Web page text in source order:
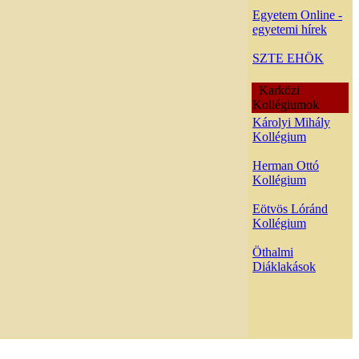
Egyetem Online -
egyetemi hírek
SZTE EHÖK
Karközi
Kollégiumok
Károlyi Mihály
Kollégium
Herman Ottó
Kollégium
Eötvös Lóránd
Kollégium
Öthalmi
Diáklakások